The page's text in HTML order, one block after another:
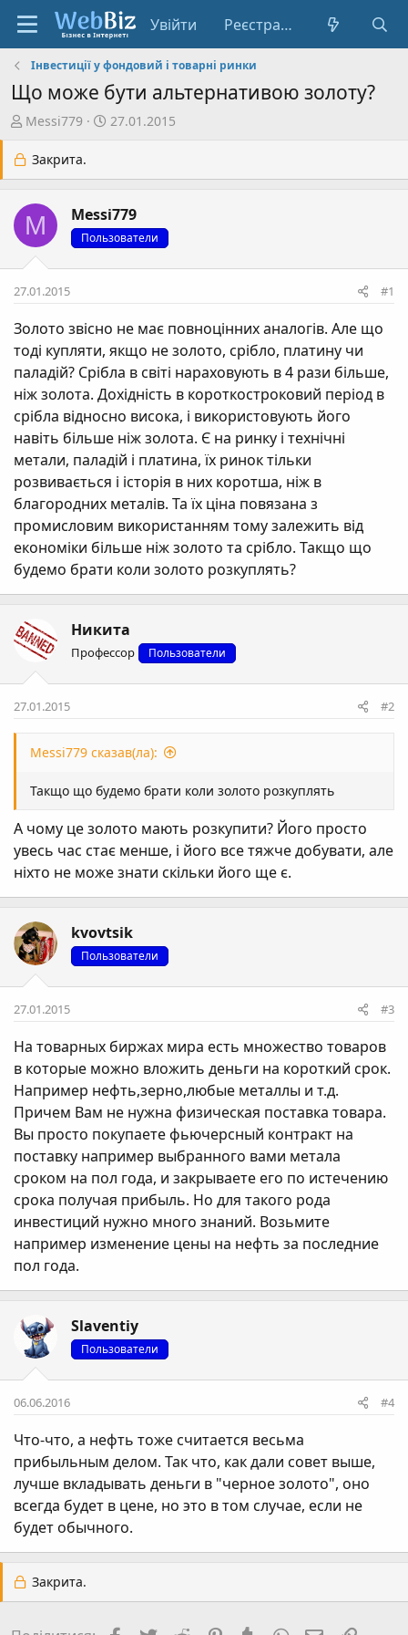
Увійти Реєстрація
Інвестиції у фондовий і товарні ринки
Що може бути альтернативою золоту?
А
т
о
т
е
и
Messi779
Д
а
т
в
о
р
н
я
27.01.2015
Закрита.
M Messi779
Пользователи
27.01.2015 #1
Золото звісно не має повноцінних аналогів. Aле що
тоді купляти, якщо не золото, срібло, платину чи
паладій? Срібла в світі нараховують в 4 рази більше,
ніж золота. Дохідність в короткостроковий період в
срібла відносно висока, і використовують його
навіть більше ніж золота. Є на ринку і технічні
метали, паладій і платина, їх ринок тільки
розвивається і історія в них коротша, ніж в
благородних металів. Та їх ціна повязана з
промисловим використанням тому залежить від
економіки більше ніж золото та срібло. Такщо що
будемо брати коли золото розкуплять?
Никита
Профессор Пользователи
27.01.2015 #2
Messi779 сказав(ла):
Такщо що будемо брати коли золото розкуплять
А чому це золото мають розкупити? Його просто
увесь час стає менше, і його все тяжче добувати, але
ніхто не може знати скільки його ще є.
kvovtsik
Пользователи
27.01.2015 #3
На товарных биржах мира есть множество товаров
в которые можно вложить деньги на короткий срок.
Например нефть,зерно,любые металлы и т.д.
Причем Вам не нужна физическая поставка товара.
Вы просто покупаете фьючерсный контракт на
поставку например выбранного вами метала
сроком на пол года, и закрываете его по истечению
срока получая прибыль. Но для такого рода
инвестиций нужно много знаний. Возьмите
например изменение цены на нефть за последние
пол года.
Slaventiy
Пользователи
06.06.2016 #4
Что-что, а нефть тоже считается весьма
прибыльным делом. Так что, как дали совет выше,
лучше вкладывать деньги в "черное золото", оно
всегда будет в цене, но это в том случае, если не
будет обычного.
Закрита.